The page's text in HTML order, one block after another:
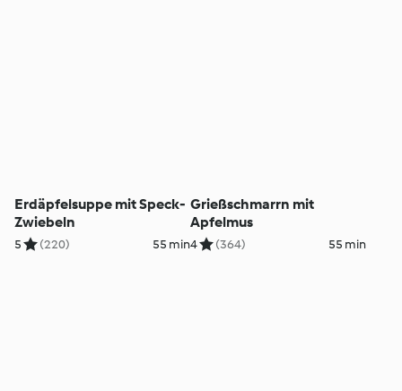
Erdäpfelsuppe mit Speck-
Zwiebeln
5 (220) 55 min
Grießschmarrn mit
Apfelmus
4 (364) 55 min